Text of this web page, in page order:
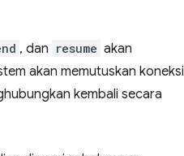
, dan resume akan
akan memutuskan koneksi
kembali secara